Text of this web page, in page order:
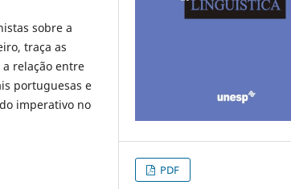
sobre a
traça as
relação entre
portuguesas e
imperativo no
PDF